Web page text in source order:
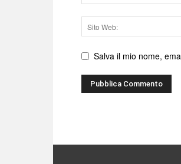
Sito
web
Salva il mio nome,